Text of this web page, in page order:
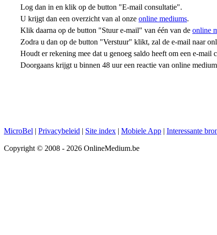
Log dan in en klik op de button "E-mail consultatie".
U krijgt dan een overzicht van al onze online mediums.
Klik daarna op de button "Stuur e-mail" van één van de online
Zodra u dan op de button "Verstuur" klikt, zal de e-mail naar
Houdt er rekening mee dat u genoeg saldo heeft om een e-mail
Doorgaans krijgt u binnen 48 uur een reactie van online
MicroBel | Privacybeleid | Site index | Mobiele App | Interessante
Copyright © 2008 - 2026 OnlineMedium.be